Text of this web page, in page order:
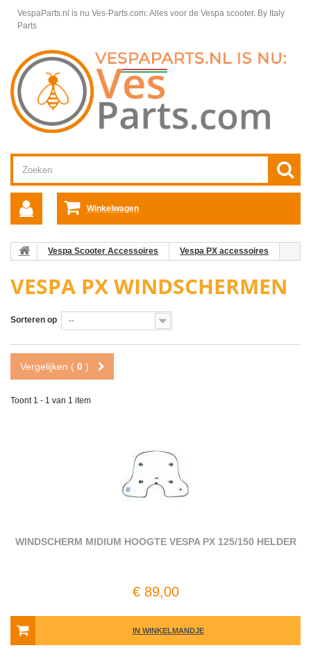
VespaParts.nl is nu Ves-Parts.com: Alles voor de Vespa scooter. By Italy
Parts
Winkelwagen
Vespa Scooter Accessoires
Vespa PX accessoires
VESPA PX WINDSCHERMEN
Sorteren op --
Vergelijken ( 0 )
Toont 1 - 1 van 1 item
WINDSCHERM MIDIUM HOOGTE VESPA PX 125/150 HELDER
€ 89,00
IN WINKELMANDJE